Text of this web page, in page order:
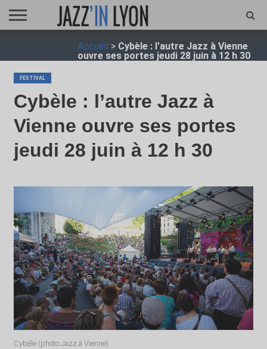
JAZZ
Accueil > Cybèle : l’autre Jazz à Vienne
ouvre ses portes jeudi 28 juin à 12 h 30
FESTIVAL
Cybèle : l’autre Jazz à
Vienne ouvre ses portes
jeudi 28 juin à 12 h 30
Cybèle (photo Jazz à Vienne)